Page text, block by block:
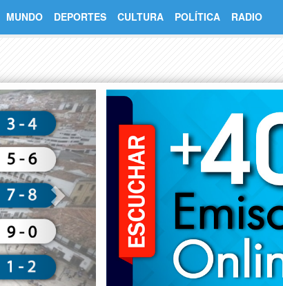
MUNDO DEPORTES CULTURA POLÍTICA RADIO
Next